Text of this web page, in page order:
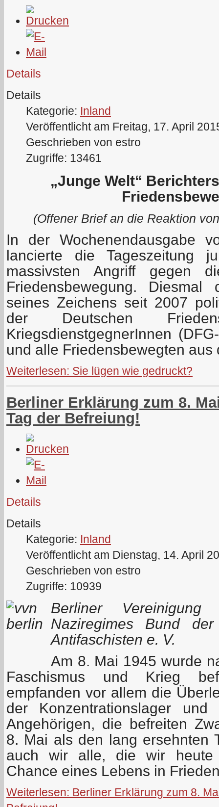
Details
Details
Kategorie: Inland
Veröffentlicht am Freitag, 17. April
Geschrieben von estro
Zugriffe: 13461
„Junge Welt“
(Offener Brief an die Reaktion
In der Wochenendausgabe
lancierte die Tageszeitung
massivsten Angriff gegen
Friedensbewegung. Diesmal
seines Zeichens seit 2007
der Deutschen
KriegsdienstgegnerInnen
und alle Friedensbewegten aus
Weiterlesen: Sie lügen wie gedruckt?
Berliner Erklärung zum 8.
Tag der Befreiung!
Details
Details
Kategorie: Inland
Veröffentlicht am Dienstag, 14. April
Geschrieben von estro
Zugriffe: 10939
Berliner
Naziregimes Bund
Antifaschisten e. V.
Am 8. Mai 1945 wurde
Faschismus und Krieg
empfanden vor allem die
der Konzentrationslager
Angehörigen, die befreiten
8. Mai als den lang ersehnten
auch wir alle, die wir heute
Chance eines Lebens in
Weiterlesen: Berliner Erklärung zum 8.